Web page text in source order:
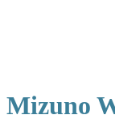
Mizuno